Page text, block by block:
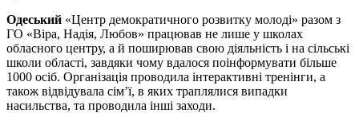
Одеський «Центр демократичного розвитку молоді» разом з
ГО «Віра, Надія, Любов» працював не лише у школах
обласного центру, а й поширював свою діяльність і на сільські
школи області, завдяки чому вдалося поінформувати більше
1000 осіб. Організація проводила інтерактивні тренінги, а
також відвідувала сім’ї, в яких траплялися випадки
насильства, та проводила інші заходи.